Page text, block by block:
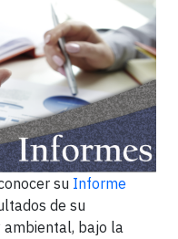
su Informe
de su
ambiental, bajo la